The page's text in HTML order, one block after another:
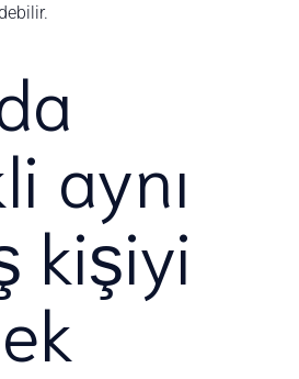
aynı
kişiyi